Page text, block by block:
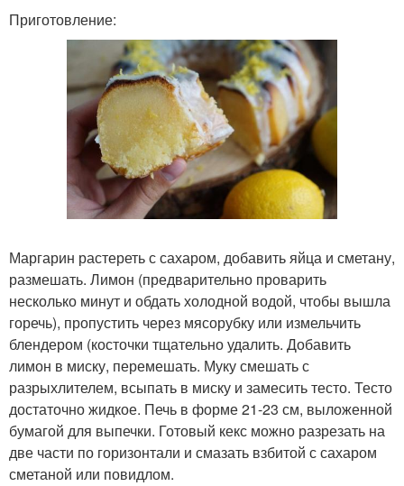
Приготовление:
Маргарин растереть с сахаром, добавить яйца и сметану,
размешать. Лимон (предварительно проварить
несколько минут и обдать холодной водой, чтобы вышла
горечь), пропустить через мясорубку или измельчить
блендером (косточки тщательно удалить. Добавить
лимон в миску, перемешать. Муку смешать с
разрыхлителем, всыпать в миску и замесить тесто. Тесто
достаточно жидкое. Печь в форме 21-23 см, выложенной
бумагой для выпечки. Готовый кекс можно разрезать на
две части по горизонтали и смазать взбитой с сахаром
сметаной или повидлом.